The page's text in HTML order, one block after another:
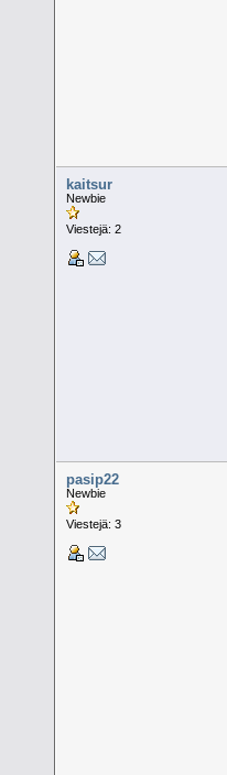
kaitsur
Newbie
Viestejä: 2
pasip22
Newbie
Viestejä: 3